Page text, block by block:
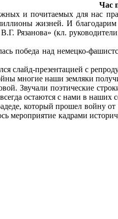
Час
и почитаемых для нас
жизней. И
(кл.
победа над немецко-
слайд-презентацией с
многие наши земляки
Звучали поэтические
остаются с нами в наших
который прошел войну
мероприятие кадрами